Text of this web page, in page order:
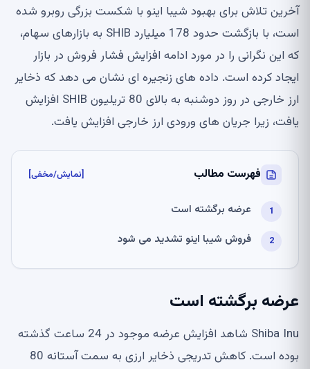
آخرین تلاش برای بهبود شیبا اینو با شکست بزرگی روبرو شده
است، با بازگشت حدود 178 میلیارد SHIB به بازارهای سهام،
که این نگرانی را در مورد ادامه افزایش فشار فروش در بازار
ایجاد کرده است. داده های زنجیره ای نشان می دهد که ذخایر
ارز خارجی در روز دوشنبه به بالای 80 تریلیون SHIB افزایش
یافت، زیرا جریان های ورودی ارز خارجی افزایش یافت.
فهرست مطالب [نمایش/مخفی]
عرضه برگشته است
فروش شیبا اینو تشدید می شود
عرضه برگشته است
Shiba Inu شاهد افزایش عرضه موجود در 24 ساعت گذشته
بوده است. کاهش تدریجی ذخایر ارزی به سمت آستانه 80